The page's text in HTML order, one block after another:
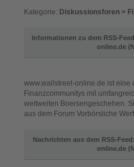
Kategorie: Diskussionsforen >
Informationen zu dem RSS-
online.de
www.wallstreet-online.de ist eine
Finanzcommunitys mit
weltweiten Boersengeschehen.
aus dem Forum Vorbörsliche
Nachrichten aus dem RSS-
online.de